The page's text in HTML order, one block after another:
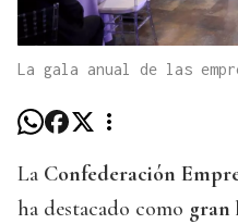
La gala anual de las
La Confederación
ha destacado como gran